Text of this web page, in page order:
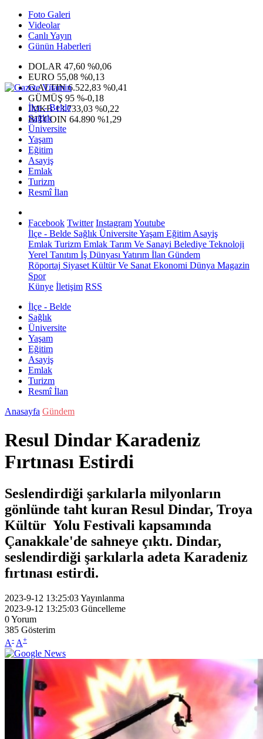
Foto Galeri
Videolar
Canlı Yayın
Günün Haberleri
DOLAR 47,60 %0,06
EURO 55,08 %0,13
G.ALTIN6.522,83 %0,41
GÜMÜŞ 95 %-0,18
IMKB13.733,03 %0,22
BITCOIN 64.890 %1,29
İlçe - Belde
Sağlık
Üniversite
Yaşam
Eğitim
Asayiş
Emlak
Turizm
Resmî İlan
Facebook Twitter InstagramYoutube
İlçe - Belde Sağlık ÜniversiteYaşam Eğitim Asayiş
Emlak Turizm Emlak Tarım Ve Sanayi Belediye Teknoloji
Yerel Tanıtım İş Dünyası Yatırım İlan Gündem
Röportaj Siyaset Kültür Ve Sanat Ekonomi Dünya Magazin
Spor
Künye İletişim RSS
İlçe - Belde
Sağlık
Üniversite
Yaşam
Eğitim
Asayiş
Emlak
Turizm
Resmî İlan
Anasayfa Gündem
Resul Dindar Karadeniz
Fırtınası Estirdi
Seslendirdiği şarkılarla milyonların
gönlünde taht kuran Resul Dindar, Troya
Kültür Yolu Festivali kapsamında
Çanakkale'de sahneye çıktı. Dindar,
seslendirdiği şarkılarla adeta Karadeniz
fırtınası estirdi.
2023-9-12 13:25:03Yayınlanma
2023-9-12 13:25:03 Güncelleme
0Yorum
385 Gösterim
A- A+